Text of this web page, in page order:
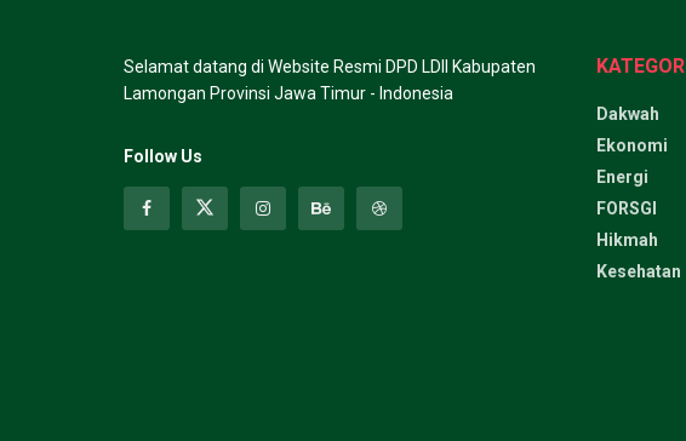
Selamat datang di Website Resmi DPD LDII Kabupaten
Lamongan Provinsi Jawa Timur - Indonesia
Follow Us
KATEGORI
Dakwah
Ekonomi
Energi
FORSGI
Hikmah
Kesehatan